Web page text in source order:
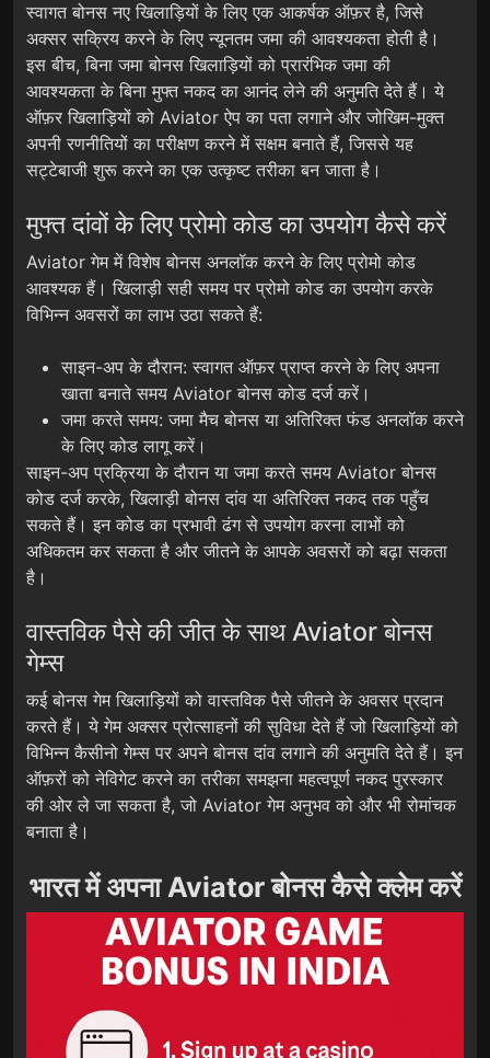
स्वागत बोनस नए खिलाड़ियों के लिए एक आकर्षक ऑफ़र है, जिसे
अक्सर सक्रिय करने के लिए न्यूनतम जमा की आवश्यकता होती है।
इस बीच, बिना जमा बोनस खिलाड़ियों को प्रारंभिक जमा की
आवश्यकता के बिना मुफ्त नकद का आनंद लेने की अनुमति देते हैं। ये
ऑफ़र खिलाड़ियों को Aviator ऐप का पता लगाने और जोखिम-मुक्त
अपनी रणनीतियों का परीक्षण करने में सक्षम बनाते हैं, जिससे यह
सट्टेबाजी शुरू करने का एक उत्कृष्ट तरीका बन जाता है।
मुफ्त दांवों के लिए प्रोमो कोड का उपयोग कैसे करें
Aviator गेम में विशेष बोनस अनलॉक करने के लिए प्रोमो कोड
आवश्यक हैं। खिलाड़ी सही समय पर प्रोमो कोड का उपयोग करके
विभिन्न अवसरों का लाभ उठा सकते हैं:
साइन-अप के दौरान: स्वागत ऑफ़र प्राप्त करने के लिए अपना
खाता बनाते समय Aviator बोनस कोड दर्ज करें।
जमा करते समय: जमा मैच बोनस या अतिरिक्त फंड अनलॉक करने
के लिए कोड लागू करें।
साइन-अप प्रक्रिया के दौरान या जमा करते समय Aviator बोनस
कोड दर्ज करके, खिलाड़ी बोनस दांव या अतिरिक्त नकद तक पहुँच
सकते हैं। इन कोड का प्रभावी ढंग से उपयोग करना लाभों को
अधिकतम कर सकता है और जीतने के आपके अवसरों को बढ़ा सकता
है।
वास्तविक पैसे की जीत के साथ Aviator बोनस
गेम्स
कई बोनस गेम खिलाड़ियों को वास्तविक पैसे जीतने के अवसर प्रदान
करते हैं। ये गेम अक्सर प्रोत्साहनों की सुविधा देते हैं जो खिलाड़ियों को
विभिन्न कैसीनो गेम्स पर अपने बोनस दांव लगाने की अनुमति देते हैं। इन
ऑफ़रों को नेविगेट करने का तरीका समझना महत्वपूर्ण नकद पुरस्कार
की ओर ले जा सकता है, जो Aviator गेम अनुभव को और भी रोमांचक
बनाता है।
भारत में अपना Aviator बोनस कैसे क्लेम करें